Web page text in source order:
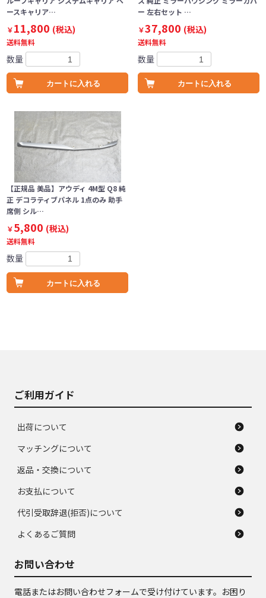
ースキャリア…
￥11,800 (税込)
送料無料
数量
カートに入れる
ー 左右セット …
￥37,800 (税込)
送料無料
数量
カートに入れる
【正規品 美品】アウディ 4M型 Q8 純
正 デコラティブパネル 1点のみ 助手
席側 シル…
￥5,800 (税込)
送料無料
数量
カートに入れる
ご利用ガイド
出荷について
マッチングについて
返品・交換について
お支払について
代引受取辞退(拒否)について
よくあるご質問
お問い合わせ
電話またはお問い合わせフォームで受け付けています。お困り